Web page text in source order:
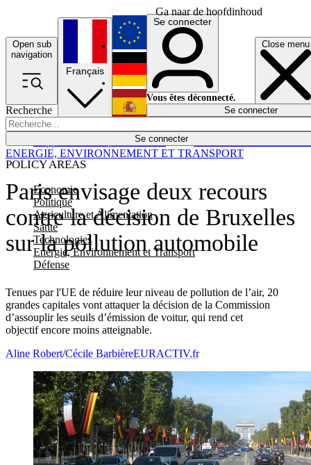
Ga naar de hoofdinhoud
Open sub
navigation
Close menu
Recherche
Se connecter
POLICY AREAS
Economie
Politique
Agriculture et Alimentation
Santé
Technologies
Energie, Environnement et Transport
Défense
Économie
Français
English
Deutsch
Español
Se connecter
Vous êtes déconnecté.
Se connecter
Paris envisage deux recours
contre la décision de Bruxelles
sur la pollution automobile
Tenues par l'UE de réduire leur niveau de pollution de l’air, 20
grandes capitales vont attaquer la décision de la Commission
d’assouplir les seuils d’émission de voitur, qui rend cet
objectif encore moins atteignable.
ENERGIE, ENVIRONNEMENT ET TRANSPORT
Aline Robert/Cécile BarbièreEURACTIV.fr